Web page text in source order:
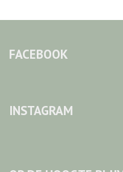
FACEBOOK
INSTAGRAM